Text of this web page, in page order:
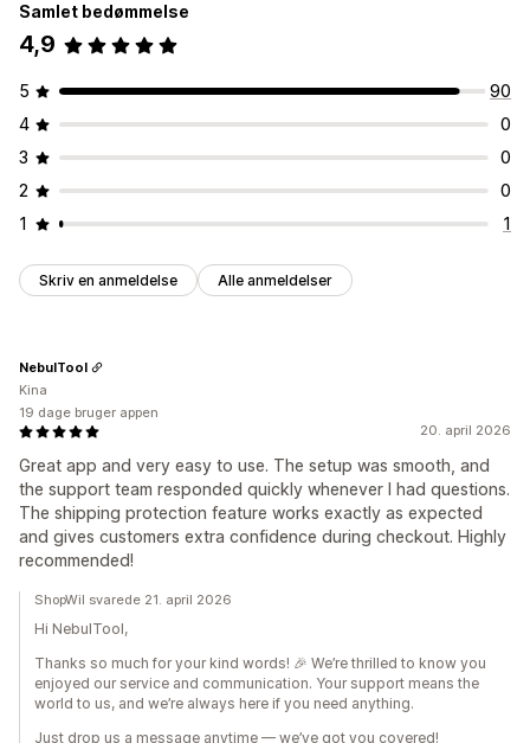
Samlet bedømmelse
4,9
5
90
4
0
3
0
2
0
1
1
Skriv en anmeldelse Alle anmeldelser
20. april 2026
Great app and very easy to use. The setup was smooth, and
the support team responded quickly whenever I had questions.
The shipping protection feature works exactly as expected
and gives customers extra confidence during checkout. Highly
recommended!
NebulTool
Kina
19 dage bruger appen
ShopWil svarede 21. april 2026
Hi NebulTool,
Thanks so much for your kind words! 🎉 We’re thrilled to know you
enjoyed our service and communication. Your support means the
world to us, and we’re always here if you need anything.
Just drop us a message anytime — we’ve got you covered!